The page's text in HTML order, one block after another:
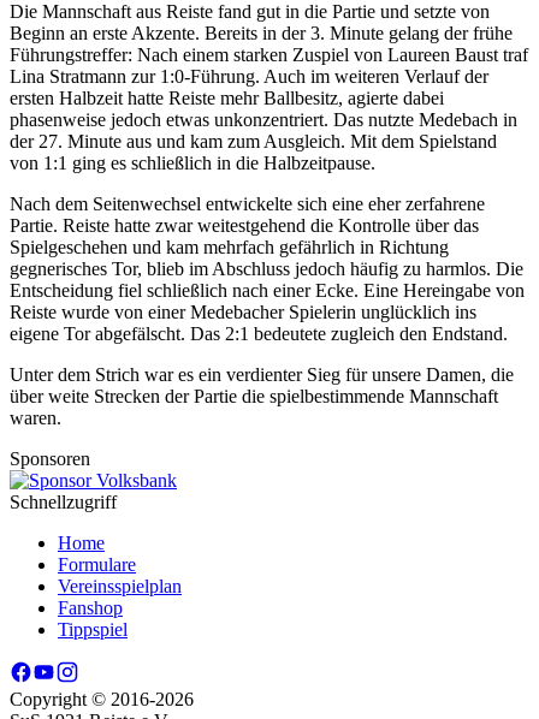
Die Mannschaft aus Reiste fand gut in die Partie und setzte von
Beginn an erste Akzente. Bereits in der3. Minute gelang derfrühe
Führungstreffer: Nach einem starken Zuspiel von Laureen Baust traf
Lina Stratmann zur 1:0-Führung. Auch im weiteren Verlaufder
ersten Halbzeit hatte Reiste mehrBallbesitz, agierte dabei
phasenweise jedoch etwas unkonzentriert. Das nutzte Medebach in
der 27. Minute aus und kam zum Ausgleich. Mit dem Spielstand
von 1:1 ging es schließlich in die Halbzeitpause.
Nach dem Seitenwechsel entwickelte sich eine eherzerfahrene
Partie. Reiste hatte zwarweitestgehend die Kontrolle überdas
Spielgeschehen und kam mehrfach gefährlich in Richtung
gegnerisches Tor, blieb im Abschluss jedoch häufig zu harmlos. Die
Entscheidung fiel schließlich nach einerEcke. Eine Hereingabe von
Reiste wurde von einerMedebacher Spielerin unglücklich ins
eigene Torabgefälscht. Das 2:1 bedeutete zugleich den Endstand.
Unterdem Strich wares ein verdienter Sieg fürunsere Damen, die
überweite Strecken derPartie die spielbestimmende Mannschaft
waren.
Sponsoren
Schnellzugriff
Home
Formulare
Vereinsspielplan
Fanshop
Tippspiel
Copyright © 2016-2026